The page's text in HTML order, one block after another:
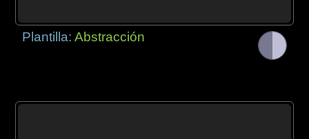
Plantilla:Abstracción